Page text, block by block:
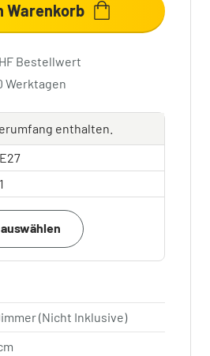
Warenkorb
Bestellwert
Werktagen
enthalten.
E27
1
(Nicht Inklusive)